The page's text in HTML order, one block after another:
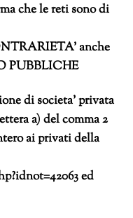
che le reti sono di
anche
PUBBLICHE
di societa’ privata
a) del comma 2
ai privati della
ed